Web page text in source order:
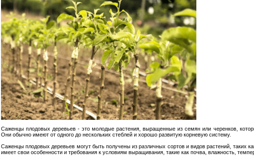
Саженцы плодовых деревьев - это молодые растения, выращенные из семян или черенков,
Они обычно имеют от одного до нескольких стеблей и хорошо развитую корневую систему.
Саженцы плодовых деревьев могут быть получены из различных сортов и видов растений, таких
имеет свои особенности и требования к условиям выращивания, такие как почва, влажность,